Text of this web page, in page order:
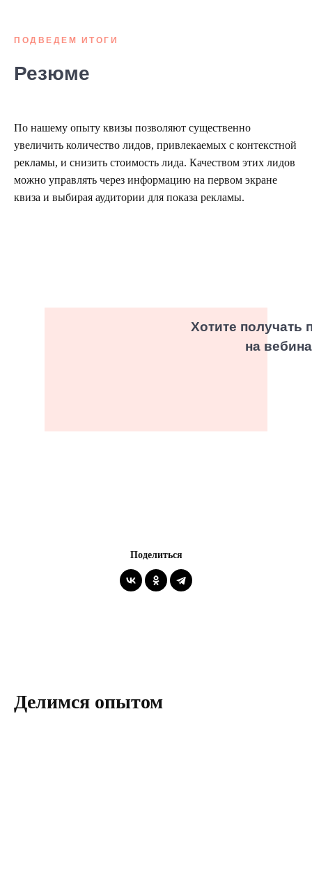
ПОДВЕДЕМ ИТОГИ
Резюме
По нашему опыту квизы позволяют существенно
увеличить количество лидов, привлекаемых с контекстной
рекламы, и снизить стоимость лида. Качеством этих лидов
можно управлять через информацию на первом экране
квиза и выбирая аудитории для показа рекламы.
Хотите получать
на
Поделиться
Делимся опытом